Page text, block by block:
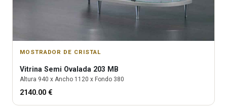
MOSTRADOR DE CRISTAL
Vitrina Semi Ovalada 203 MB
Altura 940 x Ancho 1120 x Fondo 380
2140.00 €